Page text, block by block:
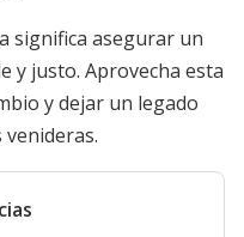
significa asegurar un
y justo. Aprovecha esta
y dejar un legado